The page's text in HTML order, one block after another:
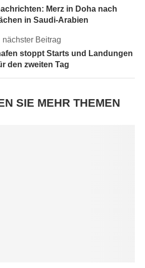
Merz in Doha nach
in Saudi-Arabien
nächster Beitrag
stoppt Starts und Landungen
den zweiten Tag
SIE MEHR THEMEN